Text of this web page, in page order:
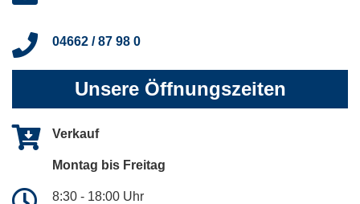
04662 / 87 98 0
Unsere Öffnungszeiten
Verkauf
Montag bis Freitag
8:30 - 18:00 Uhr